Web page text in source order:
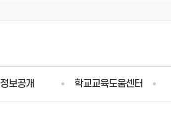
정보공개 학교교육도움센터